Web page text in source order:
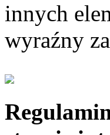
innych
wyraźny